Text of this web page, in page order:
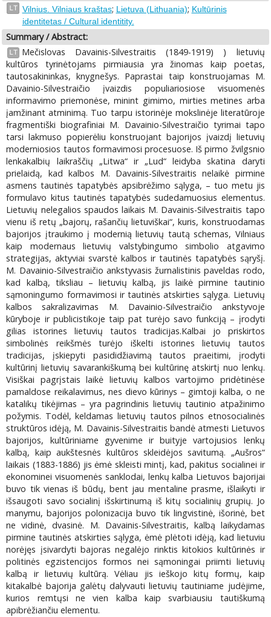
LT Vilnius. Vilniaus kraštas; Lietuva (Lithuania); Kultūrinis
identitetas / Cultural identitity.
Summary / Abstract:
LT
Mečislovas Davainis-Silvestraitis (1849-1919) ) lietuvių
kultūros tyrinėtojams pirmiausia yra žinomas kaip poetas,
tautosakininkas, knygnešys. Paprastai taip konstruojamas M.
Davainio-Silvestraičio įvaizdis populiariosiose visuomenės
informavimo priemonėse, minint gimimo, mirties metines arba
įamžinant atminimą. Tuo tarpu istorinėje mokslinėje literatūroje
fragmentiški biografiniai M. Davainio-Silvestraičio tyrimai tapo
tarsi lakmuso popierėliu konstruojant bajorijos įvaizdį lietuvių
moderniosios tautos formavimosi procesuose. Iš pirmo žvilgsnio
lenkakalbių laikraščių „Litwa“ ir „Lud“ leidyba skatina daryti
prielaidą, kad kalbos M. Davainis-Silvestraitis nelaikė pirmine
asmens tautinės tapatybės apsibrėžimo sąlyga, – tuo metu jis
formulavo kitus tautinės tapatybės sudedamuosius elementus.
Lietuvių nelegalios spaudos laikais M. Davainis-Silvestraitis tapo
vienu iš retų „bajorų, rašančių lietuviškai“, kuris, konstruodamas
bajorijos įtraukimo į modernią lietuvių tautą schemas, Vilniaus
kaip modernaus lietuvių valstybingumo simbolio atgavimo
strategijas, aktyviai svarstė kalbos ir tautinės tapatybės sąryšį.
M. Davainio-Silvestraičio ankstyvasis žurnalistinis paveldas rodo,
kad kalbą, tiksliau – lietuvių kalbą, jis laikė pirmine tautinio
sąmoningumo formavimosi ir tautinės atskirties sąlyga. Lietuvių
kalbos sakralizavimas M. Davainio-Silvestraičio ankstyvoje
kūryboje ir publicistikoje taip pat turėjo savo funkciją – įrodyti
gilias istorines lietuvių tautos tradicijas.Kalbai jo priskirtos
simbolinės reikšmės turėjo iškelti istorines lietuvių tautos
tradicijas, įskiepyti pasididžiavimą tautos praeitimi, įrodyti
kultūrinį lietuvių savarankiškumą bei kultūrinę atskirtį nuo lenkų.
Visiškai pagrįstais laikė lietuvių kalbos vartojimo pridėtinėse
pamaldose reikalavimus, nes dievo kūrinys – gimtoji kalba, o ne
katalikų tikėjimas – yra pagrindinis lietuvių tautinio atpažinimo
požymis. Todėl, keldamas lietuvių tautos pilnos etnosocialinės
struktūros idėją, M. Davainis-Silvestraitis bandė atmesti Lietuvos
bajorijos, kultūriniame gyvenime ir buityje vartojusios lenkų
kalbą, kaip aukštesnės kultūros skleidėjos savitumą. „Aušros“
laikais (1883-1886) jis ėmė skleisti mintį, kad, pakitus socialinei ir
ekonominei visuomenės sanklodai, lenkų kalba Lietuvos bajorijai
buvo tik vienas iš būdų, bent jau mentaline prasme, išlaikyti ir
išsaugoti savo socialinį išskirtinumą iš kitų socialinių grupių. Jo
manymu, bajorijos polonizacija buvo tik lingvistinė, išorinė, bet
ne vidinė, dvasinė. M. Davainis-Silvestraitis, kalbą laikydamas
pirmine tautinės atskirties sąlyga, ėmė plėtoti idėją, kad lietuviu
norėjęs įsivardyti bajoras negalėjo rinktis kitokios kultūrinės ir
politinės egzistencijos formos nei sąmoningai priimti lietuvių
kalbą ir lietuvių kultūrą. Vėliau jis ieškojo kitų formų, kaip
kitakalbė bajorija galėtų dalyvauti lietuvių tautiniame judėjime,
kurios remtųsi ne vien kalba kaip svarbiausiu tautiškumą
apibrėžiančiu elementu.